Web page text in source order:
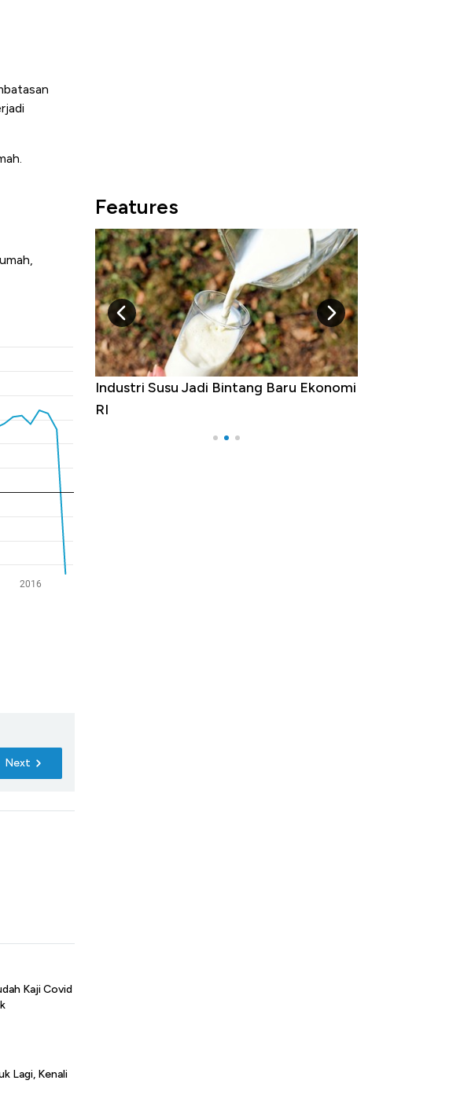
Next
Kaji Covid
Lagi, Kenali
Features
Industri Susu Jadi Bintang Baru Ekonomi
RI
5 Raja Ekonomi